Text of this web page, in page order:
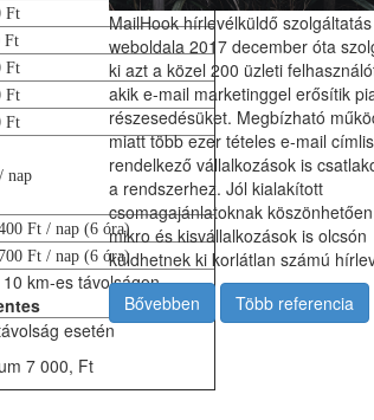
Ft
Ft
Ft
Ft
Ft
nap
Ft / nap (6 óra)
Ft / nap (6 óra)
km-es távolságon
esetén
7 000, Ft
MailHook hírlevélküldő szolgáltatás
weboldala 2017 december óta
ki azt a közel 200 üzleti
akik e-mail marketinggel erősítik
részesedésüket. Megbízható
miatt több ezer tételes e-mail
rendelkező vállalkozások is
a rendszerhez. Jól kialakított
csomagajánlatoknak
mikro és kisvállalkozások is olcsón
küldhetnek ki korlátlan számú
Bővebben
Több referencia